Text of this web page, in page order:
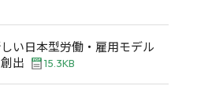
い日本型労働・雇用モデル
出
15.3KB